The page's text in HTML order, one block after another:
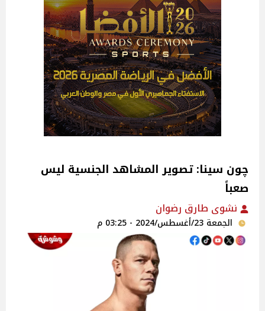
چون سينا: تصوير المشاهد الجنسية ليس
صعباً
نشوى طارق رضوان
الجمعة 23/أغسطس/2024 - 03:25 م